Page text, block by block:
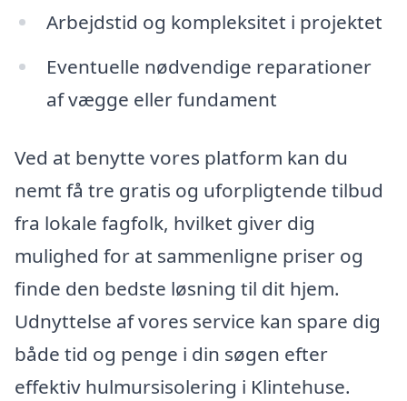
Arbejdstid og kompleksitet i projektet
Eventuelle nødvendige reparationer
af vægge eller fundament
Ved at benytte vores platform kan du
nemt få tre gratis og uforpligtende tilbud
fra lokale fagfolk, hvilket giver dig
mulighed for at sammenligne priser og
finde den bedste løsning til dit hjem.
Udnyttelse af vores service kan spare dig
både tid og penge i din søgen efter
effektiv hulmursisolering i Klintehuse.